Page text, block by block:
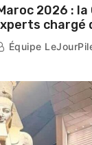
2026 : la
chargé
Équipe